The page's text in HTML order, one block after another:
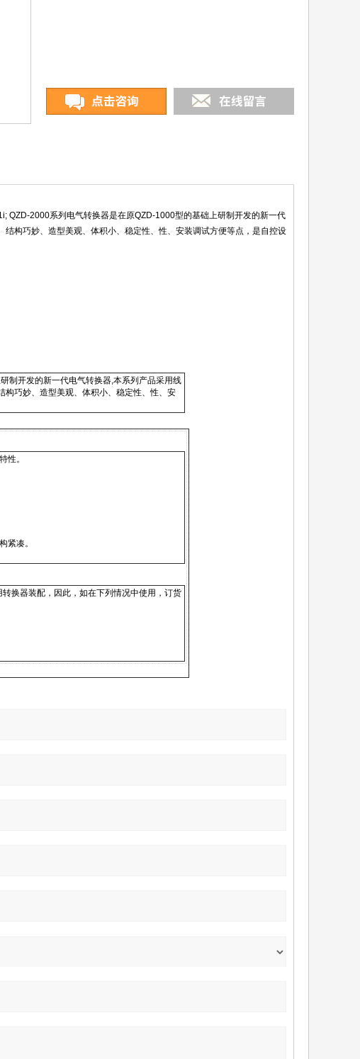
QZD-2000系列电气转换器是在原QZD-1000型的基础上研制开发的新一代
构巧妙、造型美观、体积小、稳定性、性、安装调试方便等点，是自控设
开发的新一代电气转换器,本系列产品采用线
巧妙、造型美观、体积小、稳定性、性、安
性。
紧凑。
换器装配，因此，如在下列情况中使用，订货